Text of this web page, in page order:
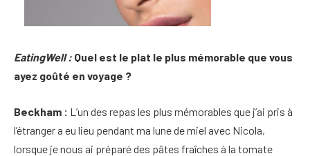
EatingWell : Quel est le plat le plus mémorable que vous
ayez goûté en voyage ?
Beckham : L’un des repas les plus mémorables que j’ai pris à
l’étranger a eu lieu pendant ma lune de miel avec Nicola,
lorsque je nous ai préparé des pâtes fraîches à la tomate